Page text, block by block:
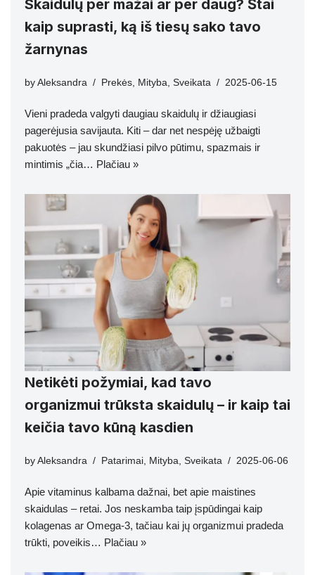
Skaidulų per mažai ar per daug? Štai
kaip suprasti, ką iš tiesų sako tavo
žarnynas
by Aleksandra Prekės, Mityba, Sveikata 2025-06-15
Vieni pradeda valgyti daugiau skaidulų ir džiaugiasi
pagerėjusia savijauta. Kiti – dar net nespėję užbaigti
pakuotės – jau skundžiasi pilvo pūtimu, spazmais ir
mintimis „čia… Plačiau »
Netikėti požymiai, kad tavo
organizmui trūksta skaidulų – ir kaip tai
keičia tavo kūną kasdien
by Aleksandra Patarimai, Mityba, Sveikata 2025-06-06
Apie vitaminus kalbama dažnai, bet apie maistines
skaidulas – retai. Jos neskamba taip įspūdingai kaip
kolagenas ar Omega-3, tačiau kai jų organizmui pradeda
trūkti, poveikis… Plačiau »